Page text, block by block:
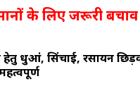
के लिए जरूरी बचाव
हेतु धुआं, सिंचाई, रसायन